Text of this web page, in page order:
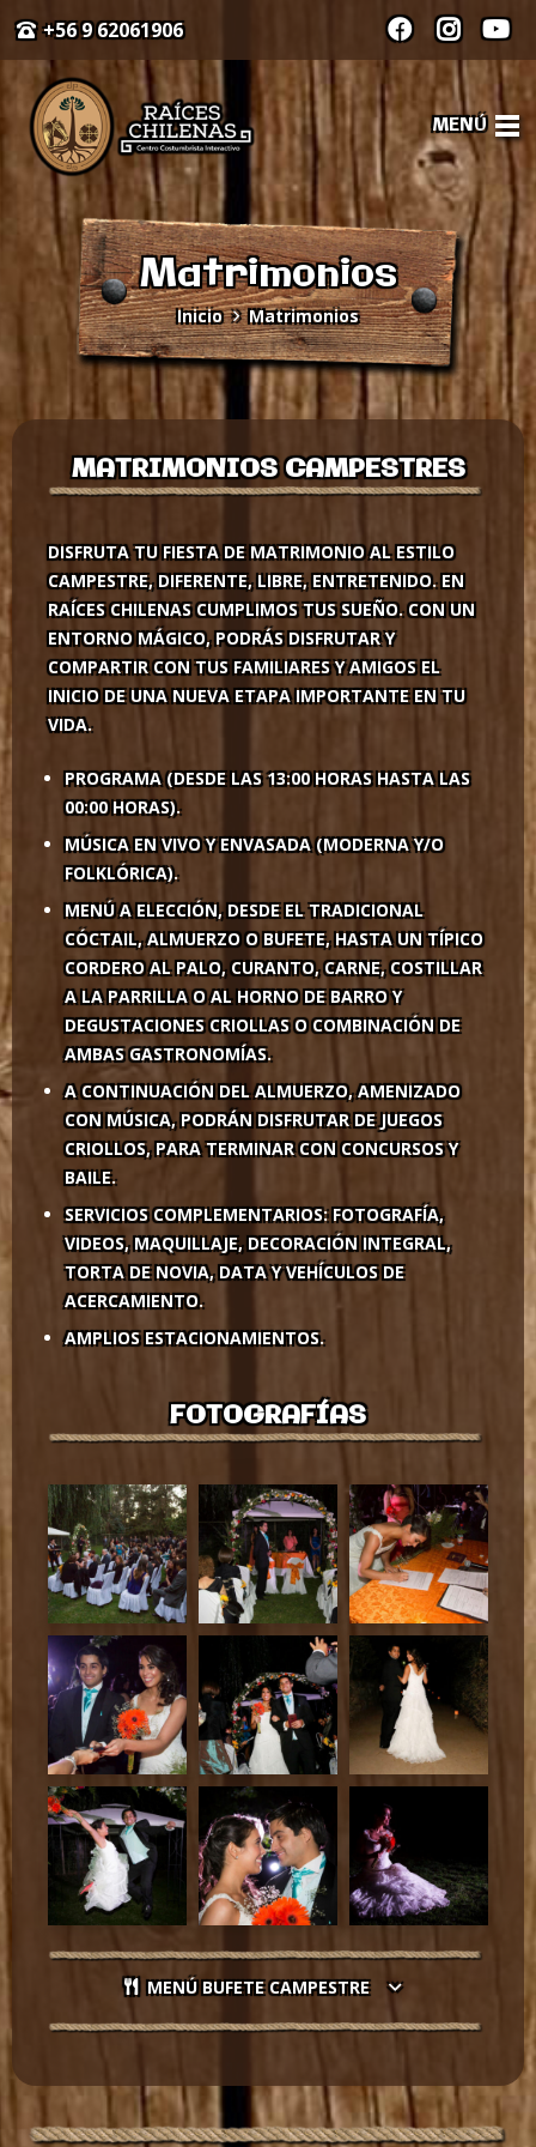
+56 9 62061906
MENÚ
Matrimonios
Inicio Matrimonios
MATRIMONIOS CAMPESTRES
DISFRUTA TU FIESTA DE MATRIMONIO AL ESTILO
CAMPESTRE, DIFERENTE, LIBRE, ENTRETENIDO. EN
RAÍCES CHILENAS CUMPLIMOS TUS SUEÑO. CON UN
ENTORNO MÁGICO, PODRÁS DISFRUTAR Y
COMPARTIR CON TUS FAMILIARES Y AMIGOS EL
INICIO DE UNA NUEVA ETAPA IMPORTANTE EN TU
VIDA.
PROGRAMA (DESDE LAS 13:00 HORAS HASTA LAS
00:00 HORAS).
MÚSICA EN VIVO Y ENVASADA (MODERNA Y/O
FOLKLÓRICA).
MENÚ A ELECCIÓN, DESDE EL TRADICIONAL
CÓCTAIL, ALMUERZO O BUFETE, HASTA UN TÍPICO
CORDERO AL PALO, CURANTO, CARNE, COSTILLAR
A LA PARRILLA O AL HORNO DE BARRO Y
DEGUSTACIONES CRIOLLAS O COMBINACIÓN DE
AMBAS GASTRONOMÍAS.
A CONTINUACIÓN DEL ALMUERZO, AMENIZADO
CON MÚSICA, PODRÁN DISFRUTAR DE JUEGOS
CRIOLLOS, PARA TERMINAR CON CONCURSOS Y
BAILE.
SERVICIOS COMPLEMENTARIOS: FOTOGRAFÍA,
VIDEOS, MAQUILLAJE, DECORACIÓN INTEGRAL,
TORTA DE NOVIA, DATA Y VEHÍCULOS DE
ACERCAMIENTO.
AMPLIOS ESTACIONAMIENTOS.
FOTOGRAFÍAS
MENÚ BUFETE CAMPESTRE